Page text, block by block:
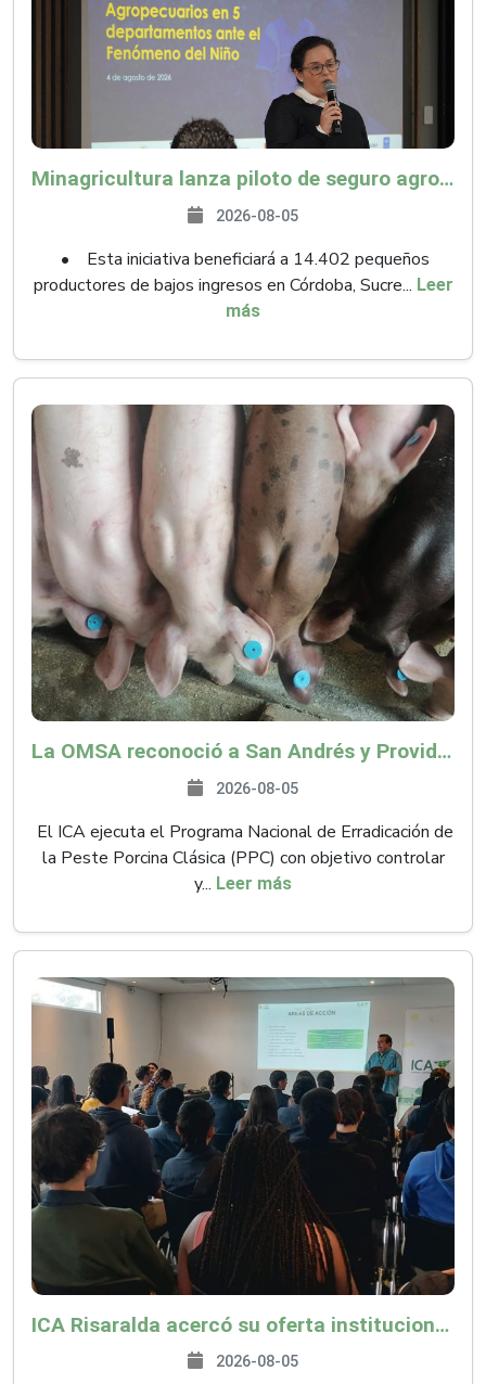
Minagricultura lanza piloto de seguro agropecuario por $9.625 millones para proteger a más de 14.000 pequeños productores contra riesgos del Fenómeno de El Niño
2026-08-05
• Esta iniciativa beneficiará a 14.402 pequeños
productores de bajos ingresos en Córdoba, Sucre... Leer
más
La OMSA reconoció a San Andrés y Providencia como zona libre de Peste Porcina Clásica (PPC)
2026-08-05
El ICA ejecuta el Programa Nacional de Erradicación de
la Peste Porcina Clásica (PPC) con objetivo controlar
y... Leer más
ICA Risaralda acercó su oferta institucional a productores y emprendedores en Expocamello
2026-08-05